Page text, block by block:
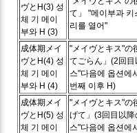
ヴとH(3) 성
체 기 메이
부와 H (3)
て」
"메이부과 키
리를 열어"
成体期メイ
ヴとH(4) 성
체 기 메이
부와 H (4)
"メイヴとキス"の
てごらん」(2回
스"다음에 옵션에
번째 이후 H)
成体期メイ
ヴとH(5) 성
체 기 메이
"メイヴとキス"の
げて」(3回目以
스"다음에 옵션에